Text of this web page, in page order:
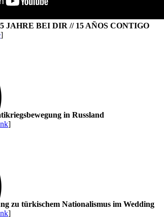
JAHRE BEI DIR // 15 AÑOS CONTIGO
]
in Russland
]
zu türkischem Nationalismus im Wedding
]